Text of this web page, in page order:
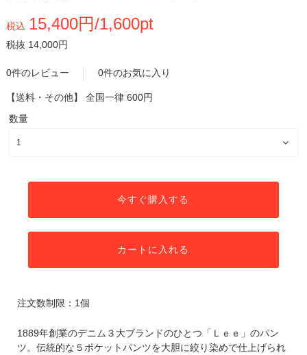
税込 15,400円/1,600pt
税抜 14,000円
0件のレビュー 0件のお気に入り
【送料・その他】 全国一律 600円
数量
今すぐ購入する
カートに入れる
注文数制限：1個
1889年創業のデニム３大ブランドのひとつ「Ｌｅｅ」のパン
ツ。伝統的な５ポケットパンツを大胆に絞り染めで仕上げられ